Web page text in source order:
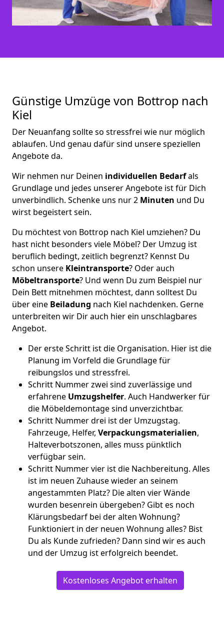
Günstige Umzüge von Bottrop nach
Kiel
Der Neuanfang sollte so stressfrei wie nur möglich
ablaufen. Und genau dafür sind unsere speziellen
Angebote da.
Wir nehmen nur Deinen individuellen Bedarfals
Grundlage und jedes unserer Angebote ist für Dich
unverbindlich. Schenke uns nur 2 Minuten und Du
wirst begeistert sein.
Du möchtest von Bottrop nach Kiel umziehen? Du
hast nicht besonders viele Möbel? Der Umzug ist
beruflich bedingt, zeitlich begrenzt? Kennst Du
schon unsere Kleintransporte? Oder auch
Möbeltransporte? Und wenn Du zum Beispiel nur
Dein Bett mitnehmen möchtest, dann solltest Du
über eine Beiladung nach Kiel nachdenken. Gerne
unterbreiten wir Dir auch hier ein unschlagbares
Angebot.
Der erste Schritt ist die Organisation. Hier ist die
Planung im Vorfeld die Grundlage für
reibungslos und stressfrei.
Schritt Nummer zwei sind zuverlässige und
erfahrene Umzugshelfer. Auch Handwerker für
die Möbeldemontage sind unverzichtbar.
Schritt Nummer drei ist der Umzugstag.
Fahrzeuge, Helfer, Verpackungsmaterialien,
Halteverbotszonen, alles muss pünktlich
verfügbar sein.
Schritt Nummer vier ist die Nachbereitung. Alles
ist im neuen Zuhause wieder an seinem
angestammten Platz? Die alten vier Wände
wurden besenrein übergeben? Gibt es noch
Klärungsbedarf bei der alten Wohnung?
Funktioniert in der neuen Wohnung alles? Bist
Du als Kunde zufrieden? Dann sind wir es auch
und der Umzug ist erfolgreich beendet.
Kostenloses Angebot erhalten